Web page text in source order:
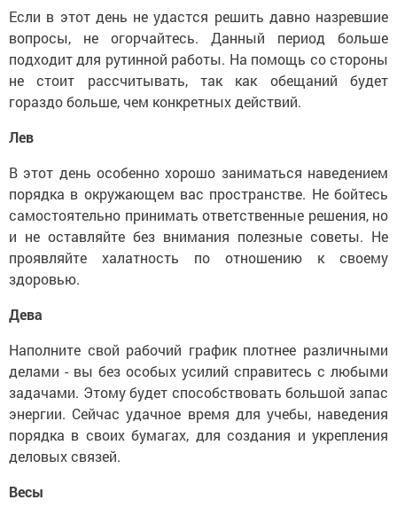
Если в этот день не удастся решить давно назревшие
вопросы, не огорчайтесь. Данный период больше
подходит для рутинной работы. На помощь со стороны
не стоит рассчитывать, так как обещаний будет
гораздо больше, чем конкретных действий.
Лев
В этот день особенно хорошо заниматься наведением
порядка в окружающем вас пространстве. Не бойтесь
самостоятельно принимать ответственные решения, но
и не оставляйте без внимания полезные советы. Не
проявляйте халатность по отношению к своему
здоровью.
Дева
Наполните свой рабочий график плотнее различными
делами - вы без особых усилий справитесь с любыми
задачами. Этому будет способствовать большой запас
энергии. Сейчас удачное время для учебы, наведения
порядка в своих бумагах, для создания и укрепления
деловых связей.
Весы